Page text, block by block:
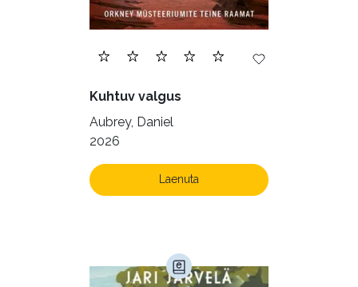
Ilukirjandus (4259)
Krimi ja põnevik (1287)
Kultuur ja teadus (45)
Kunst ja looming (86)
Laste- ja noortekirjandus (582)
Loodusteadus (32)
Kuhtuv valgus
Aubrey, Daniel
2026
Laenuta